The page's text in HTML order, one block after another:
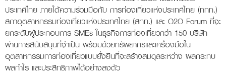
ประเทศไทย ภายใต้ความร่วมมือกับ การท่องเที่ยวแห่งประเทศไทย (ททท.)
สภาอุตสาหกรรมท่องเที่ยวแห่งประเทศไทย (สทท.) และ O2O Forum ที่จะ
ยกระดับผู้ประกอบการ SMEs ในธุรกิจการท่องเที่ยวกว่า 150 บริษัท
ผ่านการสนับสนุนที่จำเป็น พร้อมด้วยทรัพยากรและเครื่องมือใน
อุตสาหกรรมการท่องเที่ยวแบบยั่งยืนที่จะสร้างสมดุลระหว่าง ผลกระทบ
ผลกำไร และประสิทธิภาพได้อย่างลงตัว